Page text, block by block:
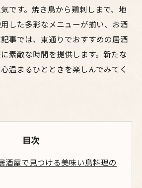
です。焼き鳥から鶏刺しまで、地
した多彩なメニューが揃い、お酒
事では、東通りでおすすめの居酒
素敵な時間を提供します。新たな
温まるひとときを楽しんでみてく
目次
酒屋で見つける美味い鳥料理の